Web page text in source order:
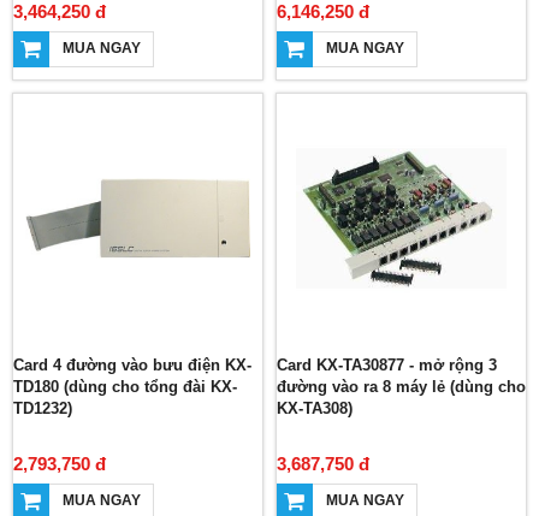
3,464,250 đ
MUA NGAY
6,146,250 đ
MUA NGAY
Card 4 đường vào bưu điện KX-
TD180 (dùng cho tổng đài KX-
TD1232)
2,793,750 đ
MUA NGAY
Card KX-TA30877 - mở rộng 3
đường vào ra 8 máy lẻ (dùng cho
KX-TA308)
3,687,750 đ
MUA NGAY